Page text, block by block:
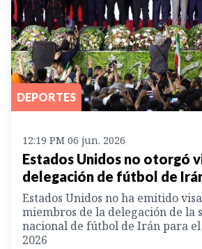
DEPORTES
12:19 PM 06 jun. 2026
Estados Unidos no otorgó
delegación de fútbol de
Estados Unidos no ha emitido
miembros de la delegación de la
nacional de fútbol de Irán para
2026